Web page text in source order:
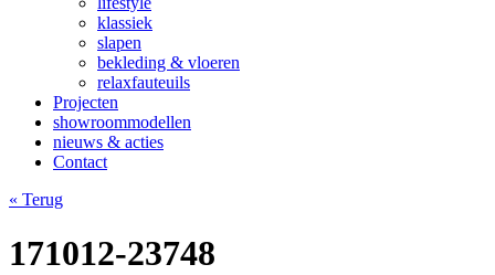
klassiek
slapen
bekleding & vloeren
relaxfauteuils
Projecten
showroommodellen
nieuws & acties
Contact
« Terug
171012-23748